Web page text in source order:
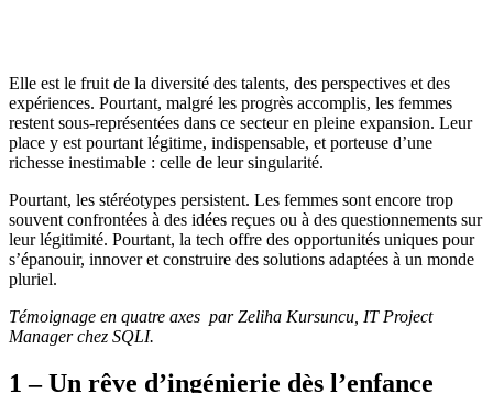
Elle est le fruit de la diversité des talents, des perspectives et des
expériences. Pourtant, malgré les progrès accomplis, les femmes
restent sous-représentées dans ce secteur en pleine expansion. Leur
place y est pourtant légitime, indispensable, et porteuse d’une
richesse inestimable : celle de leur singularité.
Pourtant, les stéréotypes persistent. Les femmes sont encore trop
souvent confrontées à des idées reçues ou à des questionnements sur
leur légitimité. Pourtant, la tech offre des opportunités uniques pour
s’épanouir, innover et construire des solutions adaptées à un monde
pluriel.
Témoignage en quatre axes par Zeliha Kursuncu, IT Project
Manager chez SQLI.
1 – Un rêve d’ingénierie dès l’enfance